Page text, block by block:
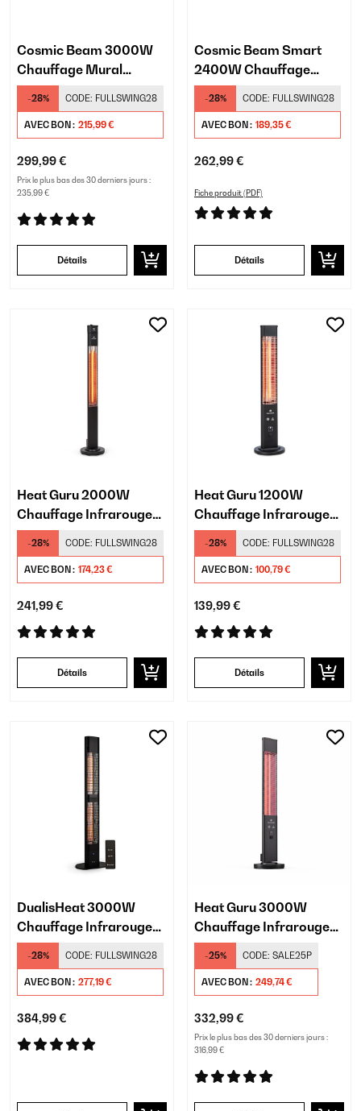
Cosmic Beam 3000W
Chauffage Mural
Infrarouge Blanc
-28% CODE: FULLSWING28
AVEC BON : 215,99 €
299,99 €
Prix le plus bas des 30 derniers jours :
235,99 €
Détails
Cosmic Beam Smart
2400W Chauffage
Mural Infrarouge Blanc
-28% CODE: FULLSWING28
AVEC BON : 189,35 €
262,99 €
Fiche produit (PDF)
Détails
Heat Guru 2000W
Chauffage Infrarouge
sur Pied Noir
-28% CODE: FULLSWING28
AVEC BON : 174,23 €
241,99 €
Détails
Heat Guru 1200W
Chauffage Infrarouge
sur Pied Noir
-28% CODE: FULLSWING28
AVEC BON : 100,79 €
139,99 €
Détails
DualisHeat 3000W
Chauffage Infrarouge
sur Pied Noir
-28% CODE: FULLSWING28
AVEC BON : 277,19 €
384,99 €
Heat Guru 3000W
Chauffage Infrarouge
sur Pied Noir
-25% CODE: SALE25P
AVEC BON : 249,74 €
332,99 €
Prix le plus bas des 30 derniers jours :
316,99 €